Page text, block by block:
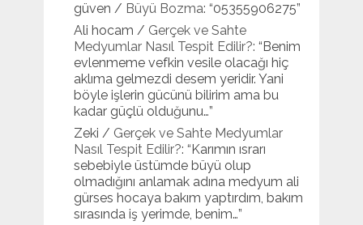
güven / Büyü Bozma: “05355906275”
Ali hocam / Gerçek ve Sahte
Medyumlar Nasıl Tespit Edilir?: “ Benim
evlenmeme vefkin vesile olacağı hiç
aklıma gelmezdi desem yeridir. Yani
böyle işlerin gücünü bilirim ama bu
kadar güçlü olduğunu…”
Zeki / Gerçek ve Sahte Medyumlar
Nasıl Tespit Edilir?: “ Karımın ısrarı
sebebiyle üstümde büyü olup
olmadığını anlamak adına medyum ali
gürses hocaya bakım yaptırdım, bakım
sırasında iş yerimde, benim…”